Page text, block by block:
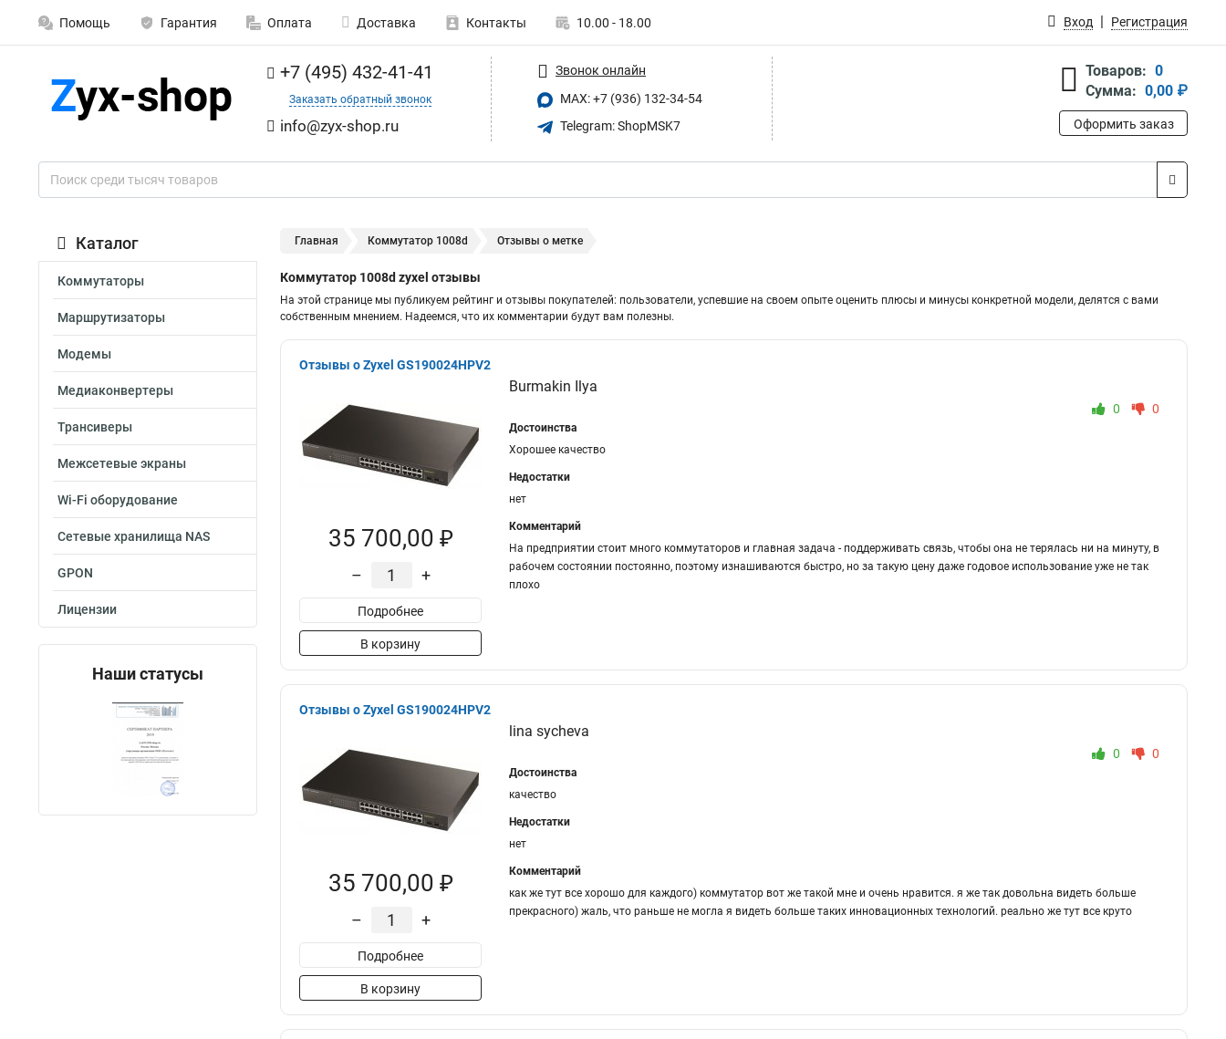
Помощь Гарантия Оплата Доставка Контакты 10.00 - 18.00 Вход Регистрация
+7 (495) 432-41-41
Заказать обратный звонок
info@zyx-shop.ru
Звонок онлайн
MAX: +7 (936) 132-34-54
Telegram: ShopMSK7
Товаров: 0
Сумма: 0,00 ₽
Оформить заказ
Каталог
Коммутаторы
Маршрутизаторы
Модемы
Медиаконвертеры
Трансиверы
Межсетевые экраны
Wi-Fi оборудование
Сетевые хранилища NAS
GPON
Лицензии
Наши статусы
Главная Коммутатор 1008d Отзывы о метке
Коммутатор 1008d zyxel отзывы
На этой странице мы публикуем рейтинг и отзывы покупателей: пользователи, успевшие на своем опыте оценить плюсы и минусы конкретной модели, делятся с вами
собственным мнением. Надеемся, что их комментарии будут вам полезны.
Отзывы о Zyxel GS190024HPV2
35 700,00 ₽
– +
Подробнее
В корзину
Burmakin Ilya
0 0
Достоинства
Хорошее качество
Недостатки
нет
Комментарий
На предприятии стоит много коммутаторов и главная задача - поддерживать связь, чтобы она не терялась ни на минуту, в
рабочем состоянии постоянно, поэтому изнашиваются быстро, но за такую цену даже годовое использование уже не так
плохо
Отзывы о Zyxel GS190024HPV2
35 700,00 ₽
– +
Подробнее
В корзину
lina sycheva
0 0
Достоинства
качество
Недостатки
нет
Комментарий
как же тут все хорошо для каждого) коммутатор вот же такой мне и очень нравится. я же так довольна видеть больше
прекрасного) жаль, что раньше не могла я видеть больше таких инновационных технологий. реально же тут все круто